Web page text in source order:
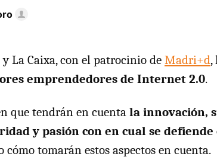
y La Caixa, con el patrocinio de Madri+d,
emprendedores de Internet 2.0.
que tendrán en cuenta la innovación,
y pasión con en cual se
tomarán estos aspectos en cuenta.